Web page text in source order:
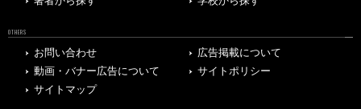
OTHERS
お問い合わせ
広告掲載について
動画・バナー広告について
サイトポリシー
サイトマップ